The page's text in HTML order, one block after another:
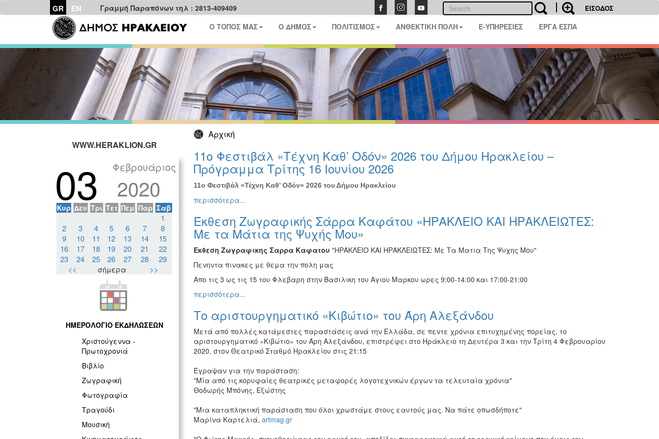
GR EN Γραμμή Παραπόνων τηλ : 2813-409409 ΕΙΣΟΔΟΣ
Ο ΤΟΠΟΣ ΜΑΣ Ο ΔΗΜΟΣ ΠΟΛΙΤΙΣΜΟΣ ΑΝΘΕΚΤΙΚΗ ΠΟΛΗ E-ΥΠΗΡΕΣΙΕΣ ΕΡΓΑ ΕΣΠΑ
Αρχική
WWW.HERAKLION.GR
03 Φεβρουάριος
2020
Κυρ Δευ Τρι Τετ Πεμ Παρ Σαβ
1
2
3 4 5 6 7
8
9
10 11 12 13 14
15
16
17 18 19 20 21
22
23
24 25 26 27 28
29
<<
σήμερα >>
ΗΜΕΡΟΛΟΓΙΟ ΕΚΔΗΛΩΣΕΩΝ
Χριστούγεννα -
Πρωτοχρονιά
Βιβλίο
Ζωγραφική
Φωτογραφία
Τραγούδι
Μουσική
11ο Φεστιβάλ «Τέχνη Καθ’ Οδόν» 2026 του Δήμου Ηρακλείου –
Πρόγραμμα Τρίτης 16 Ιουνίου 2026
11ο Φεστιβάλ «Τέχνη Καθ’ Οδόν» 2026 του Δήμου Ηρακλείου
περισσότερα...
Έκθεση Ζωγραφικής Σάρρα Καφάτου «ΗΡΑΚΛΕΙΟ ΚΑΙ ΗΡΑΚΛEΙΩΤΕΣ:
Με τα Μάτια της Ψυχής Μου»
Εκθεση Ζωγραφικης Σαρρα Καφατου "ΗΡΑΚΛΕΙΟ ΚΑΙ ΗΡΑΚΛEΙΩΤΕΣ: Με Τα Ματια Της Ψυχης Μου"
Πενηντα πινακες με θεμα την πολη μας
Απο τις 3 ως τις 15 του Φλεβαρη στην Βασιλικη του Αγιου Μαρκου ωρες 9:00-14:00 και 17:00-21:00
περισσότερα...
Tο αριστουργηματικό «Κιβώτιο» του Άρη Αλεξάνδου
Μετά από πολλές κατάμεστες παραστάσεις ανά την Ελλάδα, σε πεντε χρόνια επιτυχημένης πορείας, το
αριστουργηματικό «Κιβώτιο» του Άρη Αλεξάνδου, επιστρέφει στο Ηράκλειο τη Δευτέρα 3 και την Τρίτη 4 Φεβρουαρίου
2020, στον Θεατρικό Σταθμό Ηρακλείου στις 21:15
Έγραψαν για την παράσταση:
"Μία από τις κορυφαίες θεατρικές μεταφορές λογοτεχνικών έργων τα τελευταία χρόνια"
Θοδωρής Μπόνης, Εξώστης
"Mια καταπληκτική παράσταση που όλοι χρωστάμε στους εαυτούς μας. Να πάτε οπωσδήποτε"
Μαρίνα Καρτελιά, artmag.gr